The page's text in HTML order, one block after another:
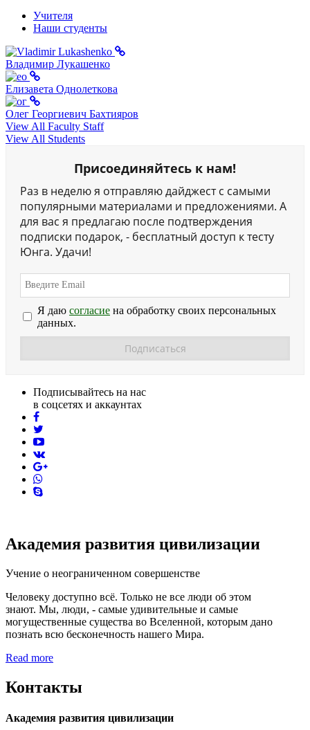
Учителя
Наши студенты
Владимир Лукашенко
Елизавета Однолеткова
Олег Георгиевич Бахтияров
View All Faculty Staff
View All Students
Присоединяйтесь к нам!
Раз в неделю я отправляю дайджест с самыми
популярными материалами и предложениями. А
для вас я предлагаю после подтверждения
подписки подарок, - бесплатный доступ к тесту
Юнга. Удачи!
Я даю согласие на обработку своих персональных
данных.
Подписывайтесь на нас
в соцсетях и аккаунтах
facebook
youtube
vk
skype
Академия развития цивилизации
Учение о неограниченном совершенстве
Человеку доступно всё. Только не все люди об этом
знают. Мы, люди, - самые удивительные и самые
могущественные существа во Вселенной, которым дано
познать всю бесконечность нашего Мира.
Read more
Контакты
Академия развития цивилизации